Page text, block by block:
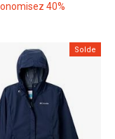
40%
Solde